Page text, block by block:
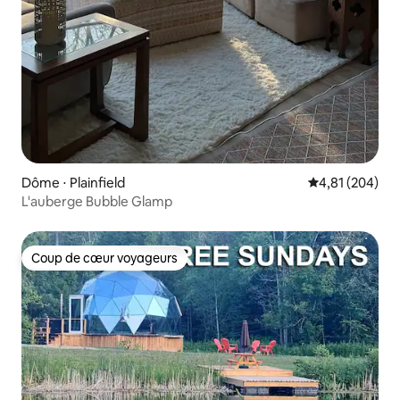
Dôme ⋅ Plainfield Évaluation
4,81 (204)
L'auberge Bubble Glamp
Coup de cœur voyageurs
Coup de cœur voyageurs